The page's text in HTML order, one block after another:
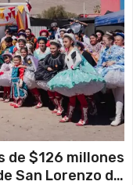
de $126 millones
San Lorenzo de